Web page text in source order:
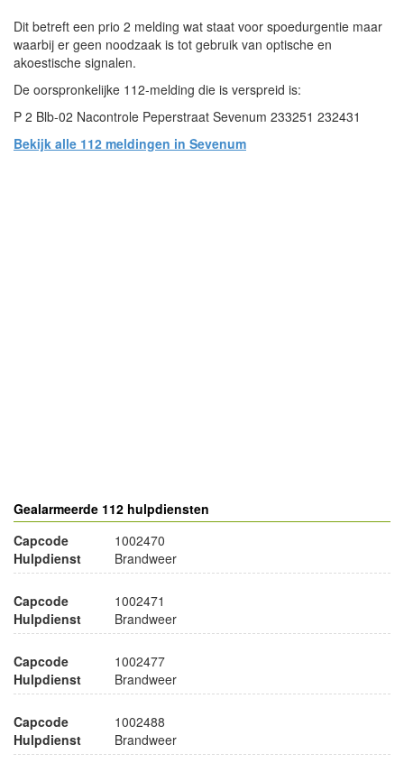
Dit betreft een prio 2 melding wat staat voor spoedurgentie maar
waarbij er geen noodzaak is tot gebruik van optische en
akoestische signalen.
De oorspronkelijke 112-melding die is verspreid is:
P 2 Blb-02 Nacontrole Peperstraat Sevenum 233251 232431
Bekijk alle 112 meldingen in Sevenum
Gealarmeerde 112 hulpdiensten
Capcode
1002470
Hulpdienst
Brandweer
Capcode
1002471
Hulpdienst
Brandweer
Capcode
1002477
Hulpdienst
Brandweer
Capcode
1002488
Hulpdienst
Brandweer